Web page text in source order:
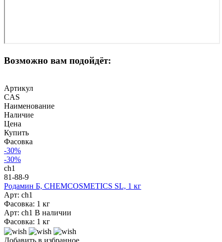
Возможно вам подойдёт:
Артикул
CAS
Наименование
Наличие
Цена
Купить
Фасовка
-30%
-30%
ch1
81-88-9
Родамин Б, CHEMCOSMETICS SL, 1 кг
Арт: ch1
Фасовка: 1 кг
Арт: ch1 В наличии
Фасовка: 1 кг